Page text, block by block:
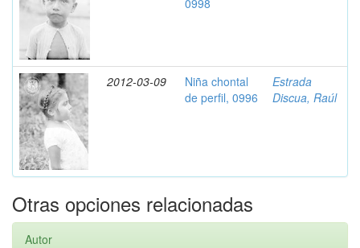
0998
2012-03-09
Niña chontal
de perfil, 0996
Estrada
Discua, Raúl
Otras opciones relacionadas
Autor